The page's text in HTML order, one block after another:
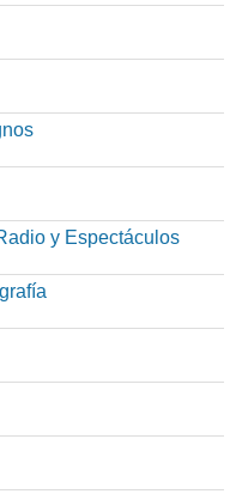
y Espectáculos